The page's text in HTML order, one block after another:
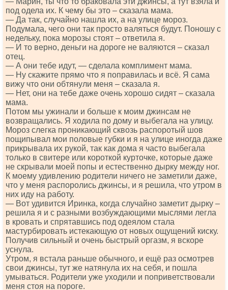
под одела их. К чему бы это – сказала мама.
— Да так, случайно нашла их, а на улице мороз.
Подумала, чего они так просто валяться будут. Поношу с
недельку, пока морозы стоят – ответила я.
— И то верно, деньги на дороге не валяются – сказал
отец.
— А они тебе идут, — сделала комплимент мама.
— Ну скажите прямо что я поправилась и всё. Я сама
вижу что они обтянули меня – сказала я.
— Нет, они на тебе даже очень хорошо сидят – сказала
мама.
Потом мы ужинали и больше к моим джинсам не
возвращались. Я ходила по дому и выбегала на улицу.
Мороз слегка проникающий сквозь распоротый шов
пощипывал мои половые губки и я на улице иногда даже
прикрывала их рукой, так как дома я часто выбегала
только в свитере или короткой курточке, которые даже
не скрывали моей попы и естественно дырку между ног.
К моему удивлению родители ничего не заметили даже,
что у меня распоролись джинсы, и я решила, что утром в
них иду на работу.
— Вот удивится Иринка, когда случайно заметит дырку –
решила я и с разными возбуждающими мыслями легла
в кровать и спрятавшись под одеялом стала
мастурбировать истекающую от новых ощущений киску.
Получив сильный и очень быстрый оргазм, я вскоре
уснула.
Утром, я встала раньше обычного, и ещё раз осмотрев
свои джинсы, тут же натянула их на себя, и пошла
умываться. Родители уже уходили и поприветствовали
меня стоя на пороге.